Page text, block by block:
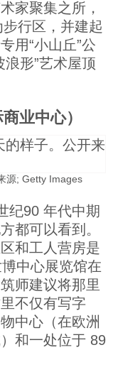
家聚集之所，
行区，并建起
用“小山丘”公
浪形”艺术屋顶
业中心）
源; Getty Images
纪90 年代中期
都可以看到。
和工人营房是
中心展览馆在
师建议将那里
不仅有写字
中心（在欧洲
和一处位于 89